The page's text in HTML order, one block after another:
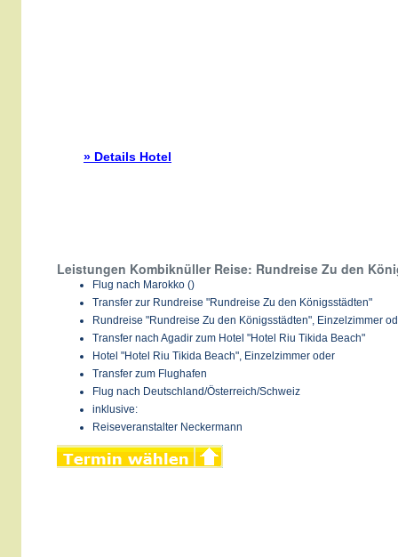
» Details Hotel
Leistungen Kombiknüller Reise: Rundreise Zu den
Flug nach Marokko ()
Transfer zur Rundreise "Rundreise Zu den Königsstädten"
Rundreise "Rundreise Zu den Königsstädten", Einzelzimmer
Transfer nach Agadir zum Hotel "Hotel Riu Tikida Beach"
Hotel "Hotel Riu Tikida Beach", Einzelzimmer oder
Transfer zum Flughafen
Flug nach Deutschland/Österreich/Schweiz
inklusive:
Reiseveranstalter Neckermann